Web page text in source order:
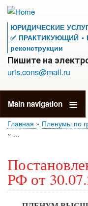
ЮРИДИЧЕСКИЕ
✅ ПРАКТИКУЮЩИЙ •
реконструкции
Пишите на
uris.cons@mail.ru
Main navigation
Главная Пленумы по
...
РФ от